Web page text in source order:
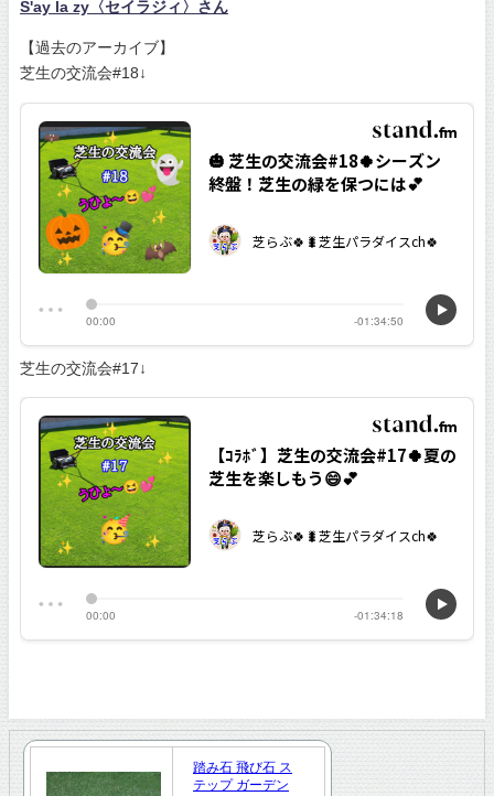
S'ay la zy〈セイラジィ〉さん
【過去のアーカイブ】
芝生の交流会#18↓
芝生の交流会#17↓
踏み石 飛び石 ス
テップ ガーデン